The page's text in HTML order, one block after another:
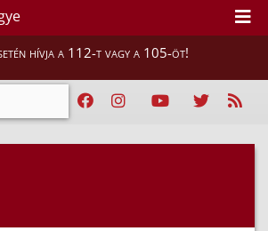
hívja a 112-t vagy a 105-öt!